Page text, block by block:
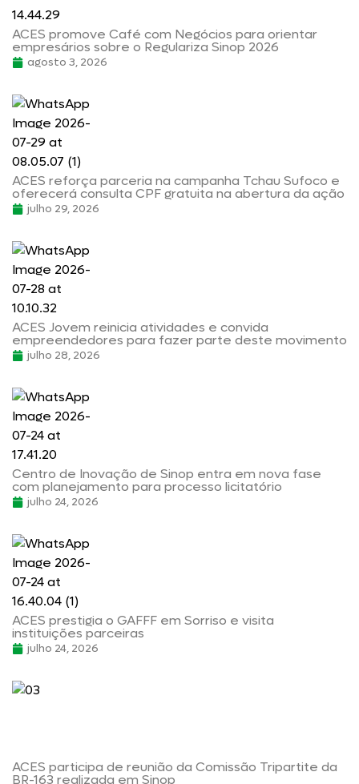
ACES promove Café com Negócios para orientar
empresários sobre o Regulariza Sinop 2026
agosto 3, 2026
ACES reforça parceria na campanha Tchau Sufoco e
oferecerá consulta CPF gratuita na abertura da ação
julho 29, 2026
ACES Jovem reinicia atividades e convida
empreendedores para fazer parte deste movimento
julho 28, 2026
Centro de Inovação de Sinop entra em nova fase
com planejamento para processo licitatório
julho 24, 2026
ACES prestigia o GAFFF em Sorriso e visita
instituições parceiras
julho 24, 2026
ACES participa de reunião da Comissão Tripartite da
BR-163 realizada em Sinop